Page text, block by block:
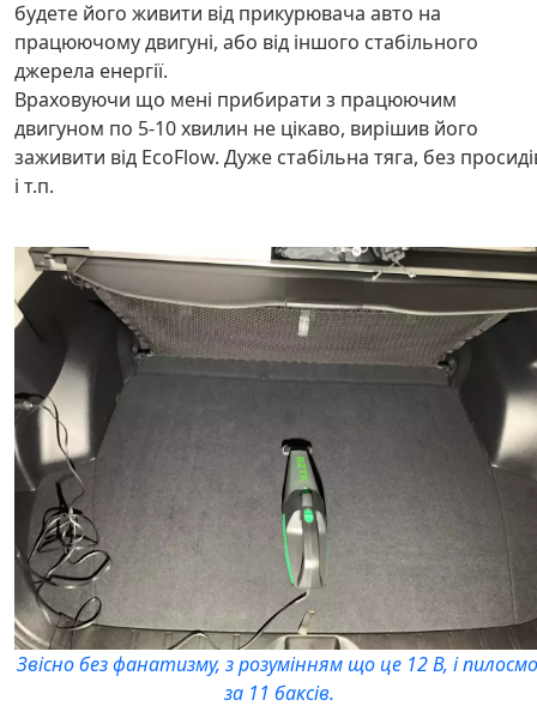
будете його живити від прикурювача авто на
працюючому двигуні, або від іншого стабільного
джерела енергії.
Враховуючи що мені прибирати з працюючим
двигуном по 5-10 хвилин не цікаво, вирішив його
заживити від EcoFlow. Дуже стабільна тяга, без
і т.п.
Звісно без фанатизму, з розумінням що це 12 В, і
за 11 баксів.